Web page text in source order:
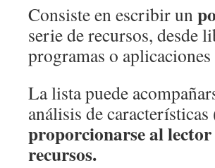
Consiste en escribir un
serie de recursos, desde
programas o
La lista puede
análisis de
proporcionarse al lector
recursos.